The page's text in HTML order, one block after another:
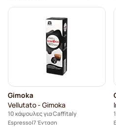
Gimoka
Vellutato - Gimoka
10 κάψουλες για Caffitaly
Espresso 7 Ένταση